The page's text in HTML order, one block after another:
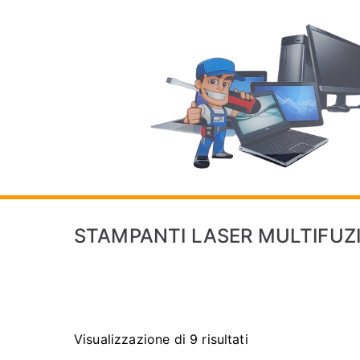
STAMPANTI LASER
Visualizzazione di 9 risultati